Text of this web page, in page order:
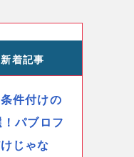
着記事
件付けの
パブロフ
じゃな